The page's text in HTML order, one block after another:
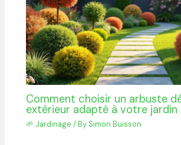
Comment choisir un arbuste
extérieur adapté à votre jardin
🌱 Jardinage / By Simon Buisson